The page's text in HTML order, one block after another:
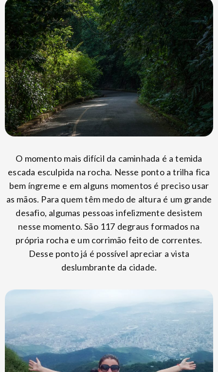
O momento mais difícil da caminhada é a temida
escada esculpida na rocha. Nesse ponto a trilha fica
bem íngreme e em alguns momentos é preciso usar
as mãos. Para quem têm medo de altura é um grande
desafio, algumas pessoas infelizmente desistem
nesse momento. São 117 degraus formados na
própria rocha e um corrimão feito de correntes.
Desse ponto já é possível apreciar a vista
deslumbrante da cidade.